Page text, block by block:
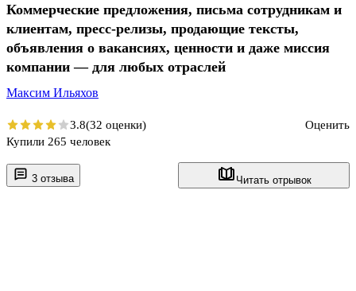
3 отзыва Читать отрывок
Коммерческие предложения, письма сотрудникам и
клиентам, пресс-релизы, продающие тексты,
объявления о вакансиях, ценности и даже миссия
компании — для любых отраслей
Максим Ильяхов
3.8(32 оценки)
Оценить
Купили 265 человек